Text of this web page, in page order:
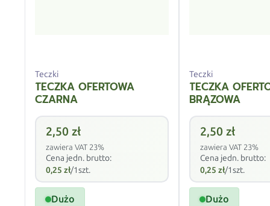
Teczki
TECZKA OFERTOWA
CZARNA
2,50 zł
zawiera VAT 23%
Cena jedn. brutto:
0,25 zł/1szt.
Dużo
Teczki
TECZKA
BRĄZOWA
2,50 zł
zawiera VAT 23%
Cena jedn. brutto:
0,25 zł/1szt.
Dużo